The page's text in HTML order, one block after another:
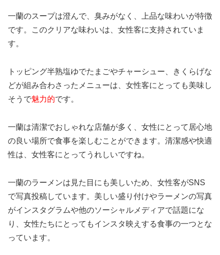
一蘭のスープは澄んで、臭みがなく、上品な味わいが特徴
です。このクリアな味わいは、女性客に支持されていま
す。
トッピング半熟塩ゆでたまごやチャーシュー、きくらげな
どが組み合わさったメニューは、女性客にとっても美味し
そうで魅力的です。
一蘭は清潔でおしゃれな店舗が多く、女性にとって居心地
の良い場所で食事を楽しむことができます。清潔感や快適
性は、女性客にとってうれしいですね。
一蘭のラーメンは見た目にも美しいため、女性客がSNS
で写真投稿しています。美しい盛り付けやラーメンの写真
がインスタグラムや他のソーシャルメディアで話題にな
り、女性たちにとってもインスタ映えする食事の一つとな
っています。